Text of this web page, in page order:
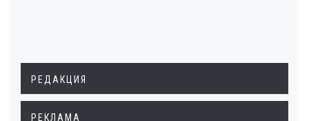
РЕДАКЦИЯ
РЕКЛАМА